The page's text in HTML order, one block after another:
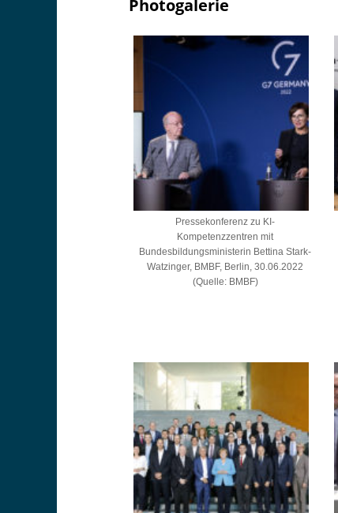
Photogalerie
Pressekonferenz zu KI-
Kompetenzzentren mit
Bundesbildungsministerin Bettina Stark-
Watzinger, BMBF, Berlin, 30.06.2022
(Quelle: BMBF)